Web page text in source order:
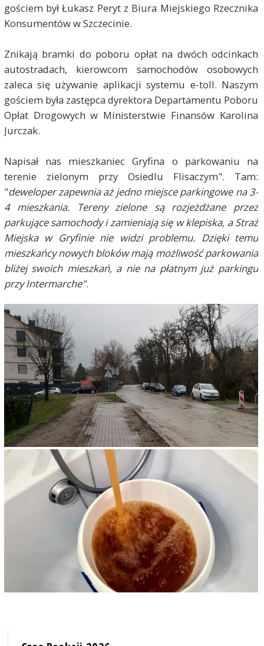
gościem był Łukasz Peryt z Biura Miejskiego Rzecznika
Konsumentów w Szczecinie.
Znikają bramki do poboru opłat na dwóch odcinkach
autostradach, kierowcom samochodów osobowych
zaleca się używanie aplikacji systemu e-toll. Naszym
gościem była zastępca dyrektora Departamentu Poboru
Opłat Drogowych w Ministerstwie Finansów Karolina
Jurczak.
Napisał nas mieszkaniec Gryfina o parkowaniu na
terenie zielonym przy Osiedlu Flisaczym". Tam:
"deweloper zapewnia aż jedno miejsce parkingowe na 3-
4 mieszkania. Tereny zielone są rozjeżdżane przez
parkujące samochody i zamieniają się w klepiska, a Straż
Miejska w Gryfinie nie widzi problemu. Dzięki temu
mieszkańcy nowych bloków mają możliwość parkowania
bliżej swoich mieszkań, a nie na płatnym już parkingu
przy Intermarche".